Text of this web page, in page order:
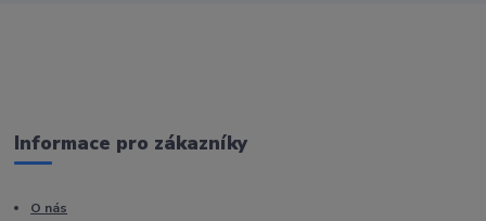
Informace pro zákazníky
O nás